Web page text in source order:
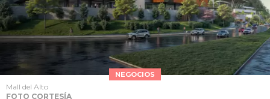
NEGOCIOS
Mall del Alto
FOTO CORTESÍA